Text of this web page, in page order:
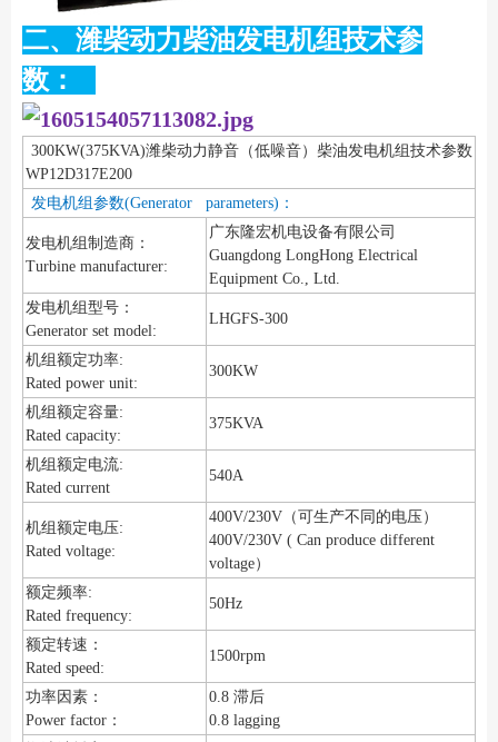
二、潍柴动力柴油发电机组技术参
数：
300KW(375KVA)潍柴动力静音（低噪音）柴油发电机组技术参数
WP12D317E200
发电机组参数(Generator parameters)：
发电机组制造商：
Turbine manufacturer:
广东隆宏机电设备有限公司
Guangdong LongHong Electrical
Equipment Co., Ltd.
发电机组型号：
Generator set model:
LHGFS-300
机组额定功率:
Rated power unit:
300KW
机组额定容量:
Rated capacity:
375KVA
机组额定电流:
Rated current
540A
机组额定电压:
Rated voltage:
400V/230V（可生产不同的电压）
400V/230V ( Can produce different
voltage）
额定频率:
Rated frequency:
50Hz
额定转速：
Rated speed:
1500rpm
功率因素：
Power factor：
0.8 滞后
0.8 lagging